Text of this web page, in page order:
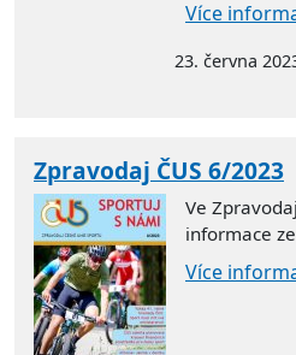
Více
23. června
Zpravodaj ČUS 6/2023
Ve
informace
Více